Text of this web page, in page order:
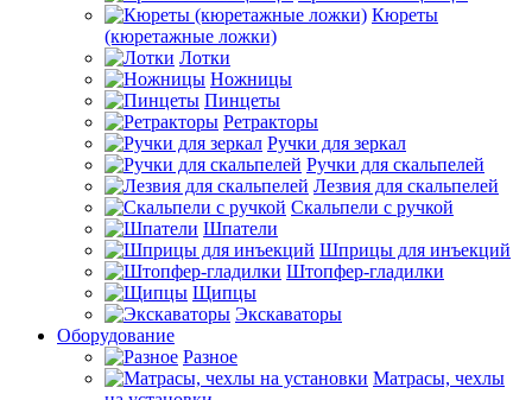
Кюреты
(кюретажные ложки)
Лотки
Ножницы
Пинцеты
Ретракторы
Ручки для зеркал
Ручки для скальпелей
Лезвия для скальпелей
Скальпели с ручкой
Шпатели
Шприцы для инъекций
Штопфер-гладилки
Щипцы
Экскаваторы
Оборудование
Разное
Матрасы, чехлы